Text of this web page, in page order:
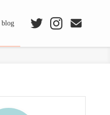
blog